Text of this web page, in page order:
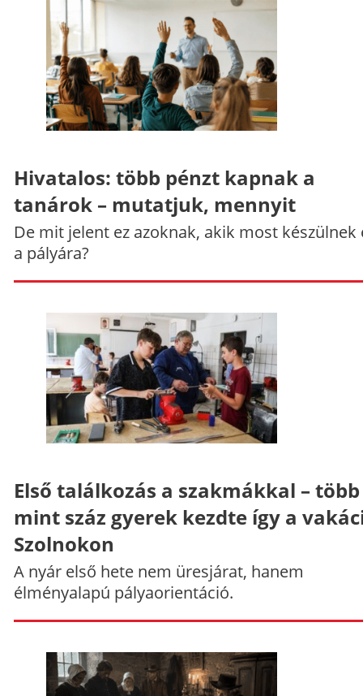
Hivatalos: több pénzt kapnak a
tanárok – mutatjuk, mennyit
De mit jelent ez azoknak, akik most készülnek
a pályára?
Első találkozás a szakmákkal – több
mint száz gyerek kezdte így a
Szolnokon
A nyár első hete nem üresjárat, hanem
élményalapú pályaorientáció.